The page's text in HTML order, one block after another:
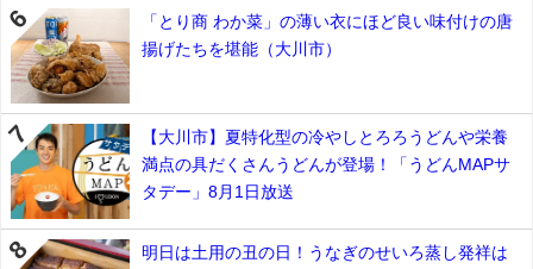
「とり商 わか菜」の薄い衣にほど良い味付けの唐
揚げたちを堪能（大川市）
【大川市】夏特化型の冷やしとろろうどんや栄養
満点の具だくさんうどんが登場！「うどんMAPサ
タデー」8月1日放送
明日は土用の丑の日！うなぎのせいろ蒸し発祥は